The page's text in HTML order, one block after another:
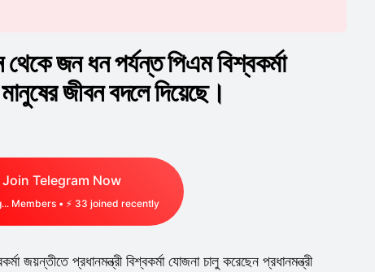
জন ধন পর্যন্ত পিএম বিশ্বকর্মা
জীবন বদলে দিয়েছে।
Join Telegram Now
Members • ⚡ 50 joined recently
জয়ন্তীতে প্রধানমন্ত্রী বিশ্বকর্মা যোজনা চালু করেছেন প্রধানমন্ত্রী